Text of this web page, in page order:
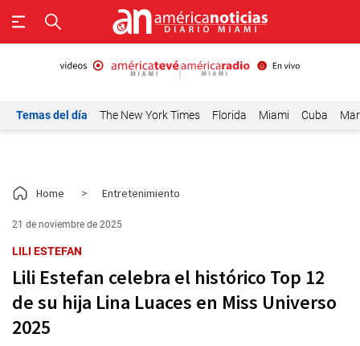
Temas del día The New York Times Florida Miami Cuba
Home > Entretenimiento
21 de noviembre de 2025
LILI ESTEFAN
Lili Estefan celebra el histórico Top 12
de su hija Lina Luaces en Miss Universo
2025